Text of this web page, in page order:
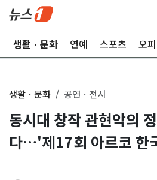
생활ㆍ문화 연예 스포츠 오
생활ㆍ문화 공연ㆍ전시
동시대 창작 관현악의
다…'제17회 아르코 한